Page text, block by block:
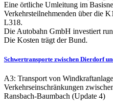
Eine örtliche Umleitung im
Verkehrsteilnehmenden über die
L318.
Die Autobahn GmbH investiert
Die Kosten trägt der Bund.
Schwertransporte zwischen Dierdorf
A3: Transport von
Verkehrseinschränkungen
Ransbach-Baumbach (Update 4)